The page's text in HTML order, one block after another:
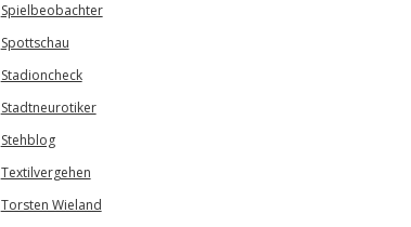
Spielbeobachter
Spottschau
Stadioncheck
Stadtneurotiker
Stehblog
Textilvergehen
Torsten Wieland